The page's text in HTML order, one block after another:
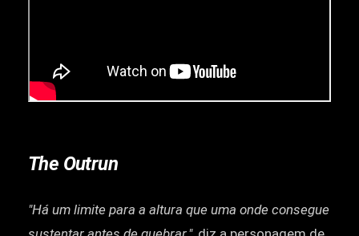
The Outrun
"Há um limite para a altura que uma onde consegue